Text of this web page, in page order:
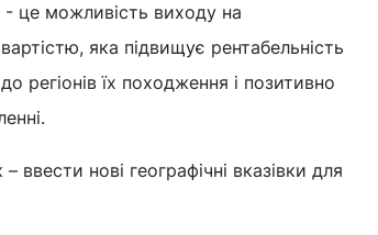
це можливість виходу на
яка підвищує рентабельність
регіонів їх походження і позитивно
нові географічні вказівки для